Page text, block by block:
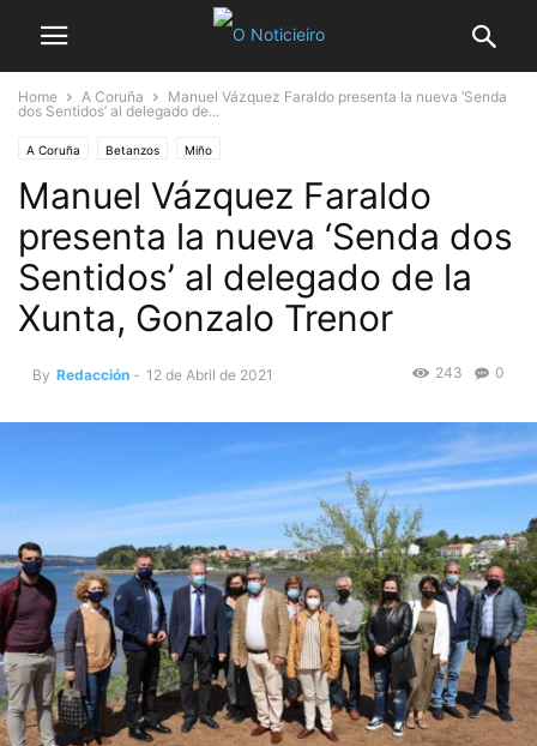
Home A Coruña
Manuel Vázquez Faraldo presenta la nueva ‘Senda
dos Sentidos’ al delegado de...
A Coruña Betanzos Miño
Manuel Vázquez Faraldo
presenta la nueva ‘Senda dos
Sentidos’ al delegado de la
Xunta, Gonzalo Trenor
By Redacción - 12 de Abril de 2021 0
243